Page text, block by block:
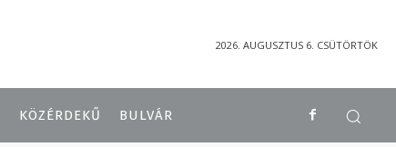
2026. AUGUSZTUS 6. CSÜTÖRTÖK
KÖZÉRDEKŰ BULVÁR